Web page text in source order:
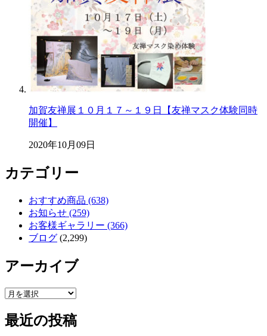
加賀友禅展１０月１７～１９日【友禅マスク体験同時
開催】
2020年10月09日
カテゴリー
おすすめ商品 (638)
お知らせ (259)
お客様ギャラリー (366)
ブログ (2,299)
アーカイブ
ア
カ
イ
最近の投稿